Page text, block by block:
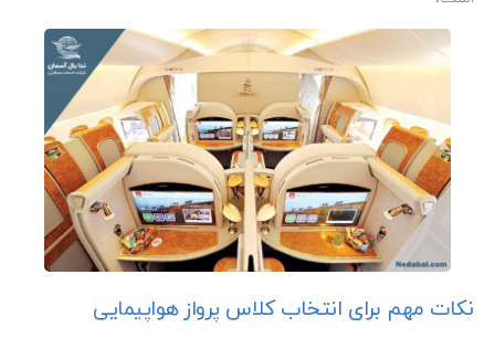
نکات مهم برای انتخاب کلاس پرواز هواپیمایی